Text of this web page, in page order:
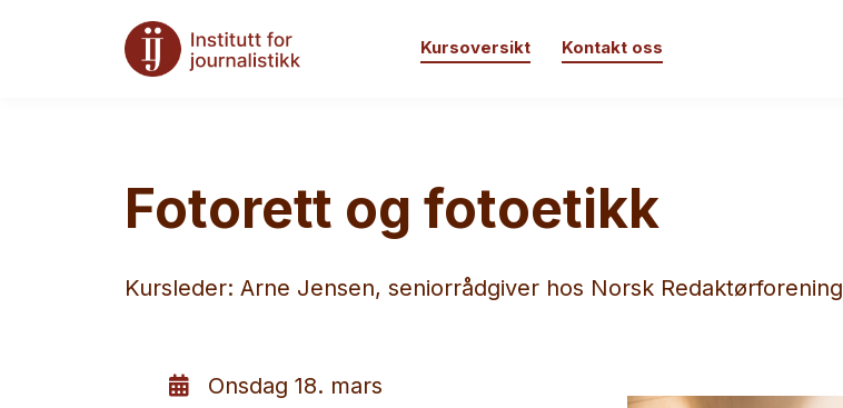
Kursoversikt Kontakt oss
Fotorett og fotoetikk
Kursleder: Arne Jensen, seniorrådgiver hos Norsk Redaktørforening
Onsdag 18. mars